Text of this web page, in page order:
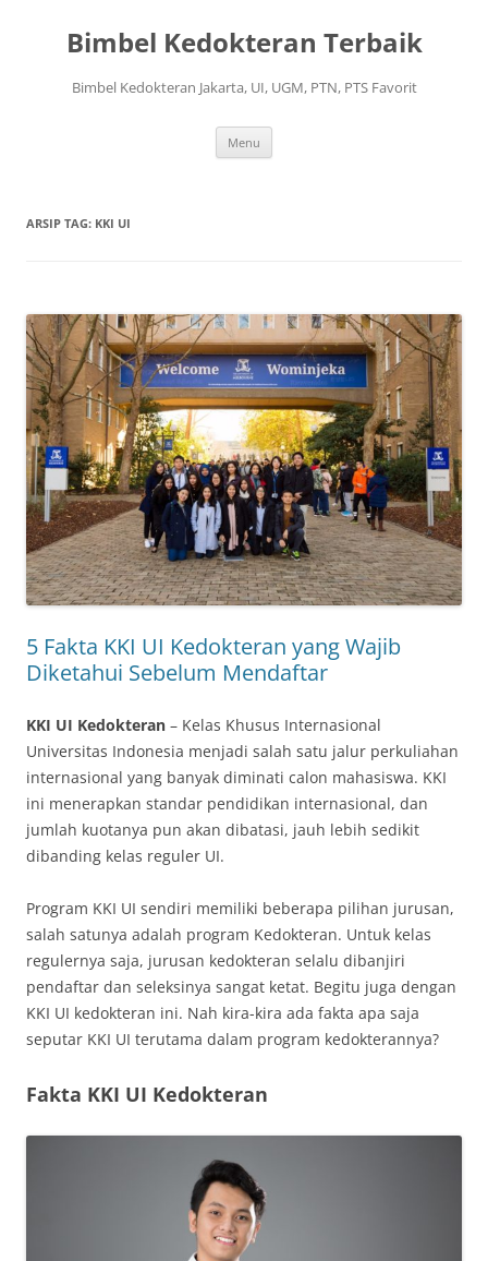
Bimbel Kedokteran Terbaik
Bimbel Kedokteran Jakarta, UI, UGM, PTN, PTS Favorit
Menu
ARSIP TAG: KKI UI
5 Fakta KKI UI Kedokteran yang Wajib
Diketahui Sebelum Mendaftar
KKI UI Kedokteran – Kelas Khusus Internasional
Universitas Indonesia menjadi salah satu jalur perkuliahan
internasional yang banyak diminati calon mahasiswa. KKI
ini menerapkan standar pendidikan internasional, dan
jumlah kuotanya pun akan dibatasi, jauh lebih sedikit
dibanding kelas reguler UI.
Program KKI UI sendiri memiliki beberapa pilihan jurusan,
salah satunya adalah program Kedokteran. Untuk kelas
regulernya saja, jurusan kedokteran selalu dibanjiri
pendaftar dan seleksinya sangat ketat. Begitu juga dengan
KKI UI kedokteran ini. Nah kira-kira ada fakta apa saja
seputar KKI UI terutama dalam program kedokterannya?
Fakta KKI UI Kedokteran